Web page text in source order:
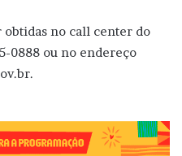
no call center do
0888 ou no endereço